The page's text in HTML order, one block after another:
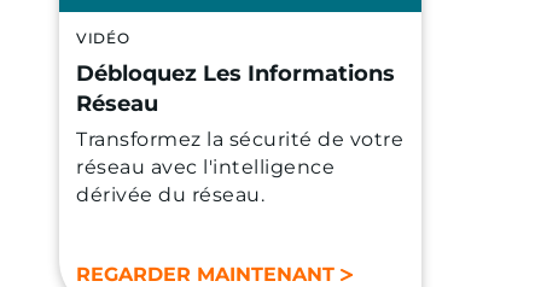
VIDÉO
Débloquez Les Informations
Réseau
Transformez la sécurité de votre
réseau avec l'intelligence
dérivée du réseau.
REGARDER MAINTENANT